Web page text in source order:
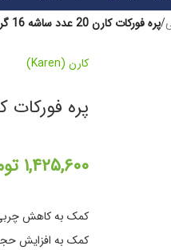
/پره فورکات کارن 20 عدد ساشه 16 گرمی با طعم پرتقالی
کارن (Karen)
پره فورکات کارن 20 عدد ساشه 16 گرمی
۱,۴۲۵,۶۰۰
کمک به کاهش
کمک به افزایش